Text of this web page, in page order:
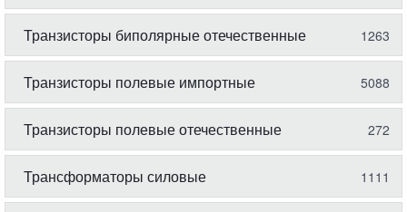
Транзисторы биполярные отечественные 1263
Транзисторы полевые импортные 5088
Транзисторы полевые отечественные 272
Трансформаторы силовые 1111